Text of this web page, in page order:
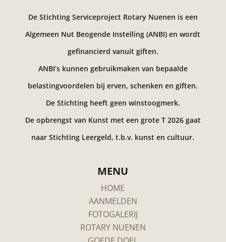
De Stichting Serviceproject Rotary Nuenen is een
Algemeen Nut Beogende Instelling (ANBI) en wordt
gefinancierd vanuit giften.
ANBI’s kunnen gebruikmaken van bepaalde
belastingvoordelen bij erven, schenken en giften.
De Stichting heeft geen winstoogmerk.
De opbrengst van Kunst met een grote T 2026 gaat
naar Stichting Leergeld, t.b.v. kunst en cultuur.
MENU
HOME
AANMELDEN
FOTOGALERIJ
ROTARY NUENEN